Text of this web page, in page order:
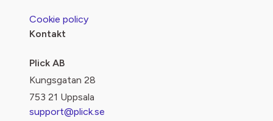
Cookie policy
Kontakt
Plick AB
Kungsgatan 28
753 21 Uppsala
support@plick.se